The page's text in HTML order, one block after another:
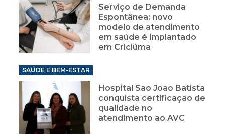
Serviço de Demanda
Espontânea: novo
modelo de atendimento
em saúde é implantado
em Criciúma
SAÚDE E BEM-ESTAR
Hospital São João Batista
conquista certificação de
qualidade no
atendimento ao AVC